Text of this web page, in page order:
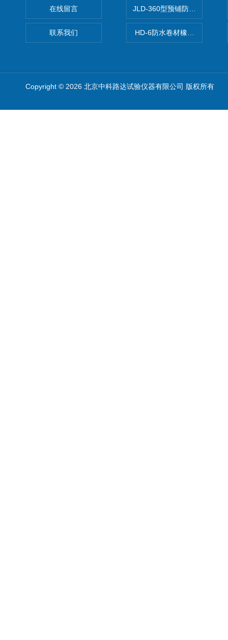
在线留言
联系我们
JLD-360型预铺防水卷材抗冲
HD-6防水卷材橡胶测厚仪
Copyright © 2026 北京中科路达试验仪器有限公司 版权所有